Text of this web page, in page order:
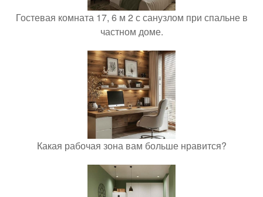
Гостевая комната 17, 6 м 2 с санузлом при спальне в
частном доме.
Какая рабочая зона вам больше нравится?